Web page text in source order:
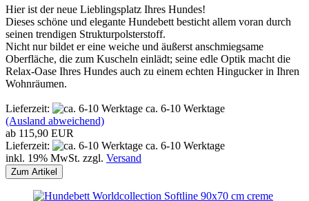
Hier ist der neue Lieblingsplatz Ihres Hundes!
Dieses schöne und elegante Hundebett besticht allem voran durch
seinen trendigen Strukturpolsterstoff.
Nicht nur bildet er eine weiche und äußerst anschmiegsame
Oberfläche, die zum Kuscheln einlädt; seine edle Optik macht die
Relax-Oase Ihres Hundes auch zu einem echten Hingucker in Ihren
Wohnräumen.
Lieferzeit:
ca. 6-10 Werktage
(Ausland abweichend)
ab 115,90 EUR
Lieferzeit:
ca. 6-10 Werktage
inkl. 19% MwSt. zzgl. Versand
Zum Artikel